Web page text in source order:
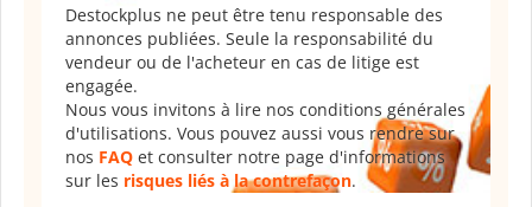
Destockplus ne peut être tenu responsable des
annonces publiées. Seule la responsabilité du
vendeur ou de l'acheteur en cas de litige est
engagée.
Nous vous invitons à lire nos conditions générales
d'utilisations. Vous pouvez aussi vous rendre sur
nos FAQ et consulter notre page d'informations
sur les risques liés à la contrefaçon.